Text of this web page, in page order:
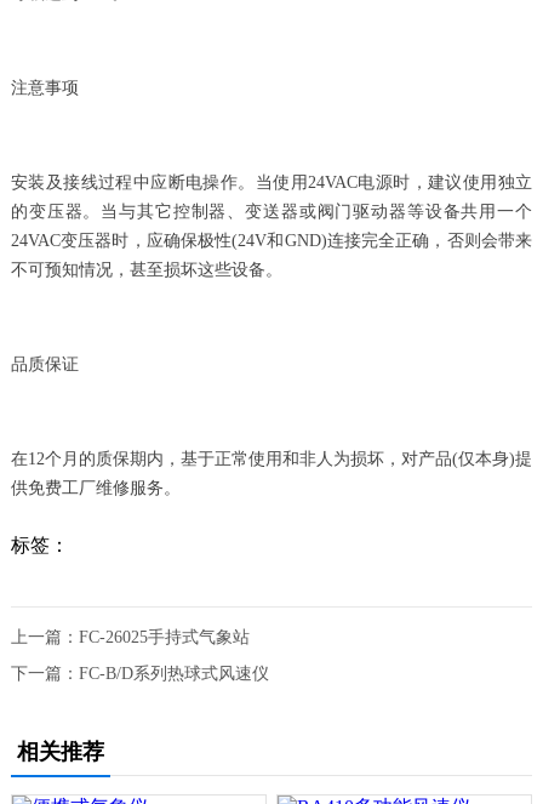
注意事项
安装及接线过程中应断电操作。当使用24VAC电源时，建议使用独立
的变压器。当与其它控制器、变送器或阀门驱动器等设备共用一个
24VAC变压器时，应确保极性(24V和GND)连接完全正确，否则会带来
不可预知情况，甚至损坏这些设备。
品质保证
在12个月的质保期内，基于正常使用和非人为损坏，对产品(仅本身)提
供免费工厂维修服务。
标签：
上一篇： FC-26025手持式气象站
下一篇： FC-B/D系列热球式风速仪
相关推荐